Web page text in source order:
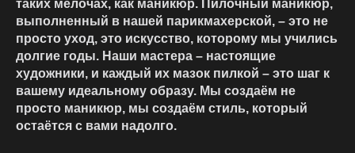
таких мелочах, как маникюр. Пилочный маникюр,
выполненный в нашей парикмахерской, – это не
просто уход, это искусство, которому мы учились
долгие годы. Наши мастера – настоящие
художники, и каждый их мазок пилкой – это шаг к
вашему идеальному образу. Мы создаём не
просто маникюр, мы создаём стиль, который
остаётся с вами надолго.